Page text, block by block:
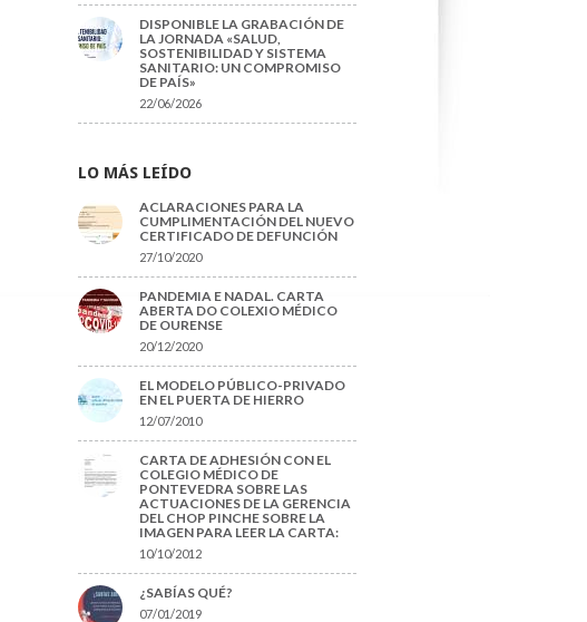
DISPONIBLE LA GRABACIÓN DE
LA JORNADA «SALUD,
SOSTENIBILIDAD Y SISTEMA
SANITARIO: UN COMPROMISO
DE PAÍS»
22/06/2026
LO MÁS LEÍDO
ACLARACIONES PARA LA
CUMPLIMENTACIÓN DEL NUEVO
CERTIFICADO DE DEFUNCIÓN
27/10/2020
PANDEMIA E NADAL. CARTA
ABERTA DO COLEXIO MÉDICO
DE OURENSE
20/12/2020
EL MODELO PÚBLICO-PRIVADO
EN EL PUERTA DE HIERRO
12/07/2010
CARTA DE ADHESIÓN CON EL
COLEGIO MÉDICO DE
PONTEVEDRA SOBRE LAS
ACTUACIONES DE LA GERENCIA
DEL CHOP PINCHE SOBRE LA
IMAGEN PARA LEER LA CARTA:
10/10/2012
¿SABÍAS QUÉ?
07/01/2019